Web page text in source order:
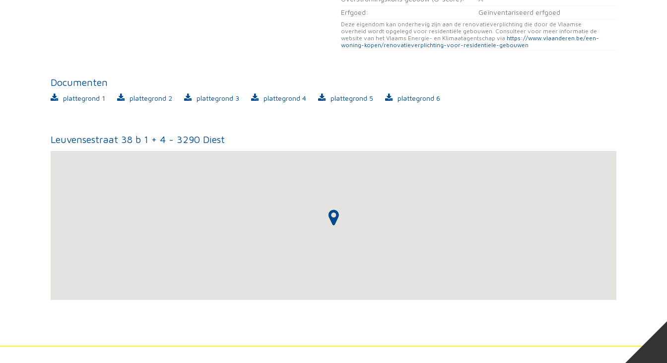
Erfgoed:
Geïnventariseerd erfgoed
Deze eigendom kan onderhevig zijn aan de renovatieverplichting die door de Vlaamse
overheid wordt opgelegd voor residentiële gebouwen. Consulteer voor meer informatie de
website van het Vlaams Energie- en Klimaatagentschap via https://www.vlaanderen.be/een-
woning-kopen/renovatieverplichting-voor-residentiele-gebouwen
Documenten
plattegrond 1 plattegrond 2 plattegrond 3 plattegrond 4 plattegrond 5 plattegrond 6
Leuvensestraat 38 b 1 + 4 - 3290 Diest